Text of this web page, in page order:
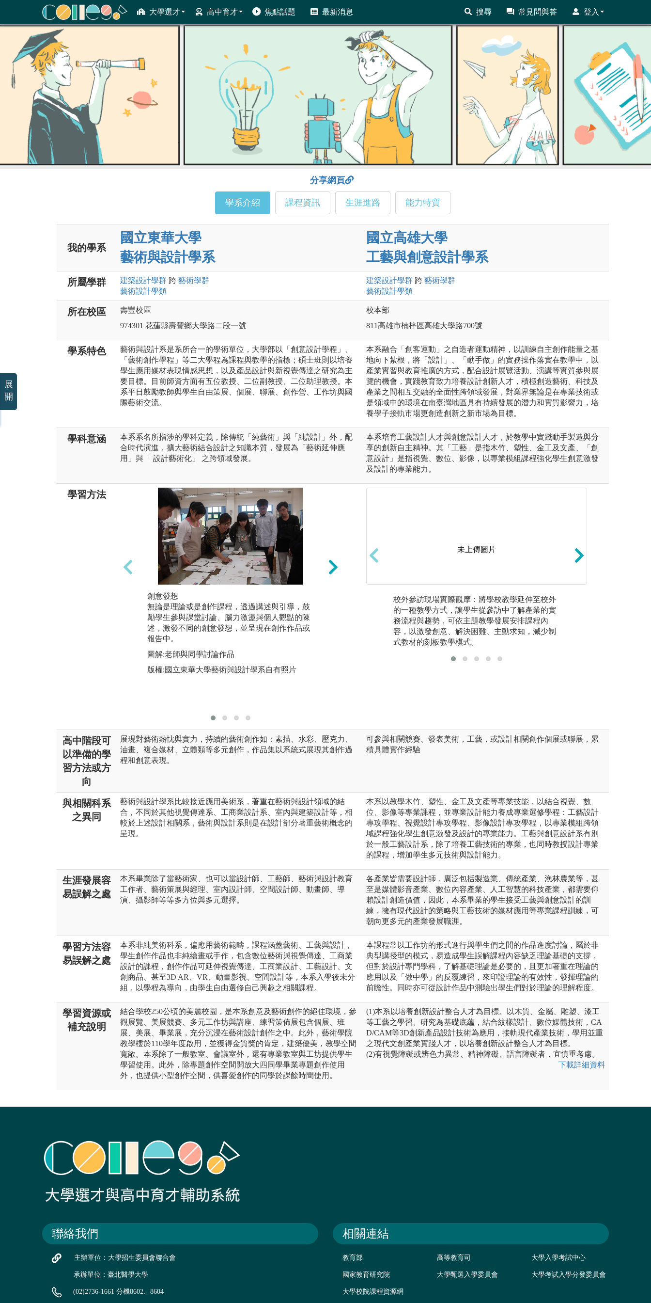
大學選才 高中育才 焦點話題 最新消息 搜尋 常見問與答 登入
ColleGo! 大學選才與高中育才輔助系統
分享網頁
學系介紹 課程資訊 生涯進路 能力特質
我的學系
國立東華大學
藝術與設計學系
國立高雄大學
工藝與創意設計學系
所屬學群 建築設計學群 跨 藝術學群
藝術設計學類
建築設計學群 跨 藝術學群
藝術設計學類
所在校區
壽豐校區
974301 花蓮縣壽豐鄉大學路二段一號
校本部
811高雄市楠梓區高雄大學路700號
學系特色
藝術與設計系是系所合一的學術單位，大學部以「創意設計學程」、
「藝術創作學程」等二大學程為課程與教學的指標；碩士班則以培養
學生應用媒材表現情感思想，以及產品設計與新視覺傳達之研究為主
要目標。目前師資方面有五位教授、二位副教授、二位助理教授。本
系平日鼓勵教師與學生自由策展、個展、聯展、創作營、工作坊與國
際藝術交流。
本系融合「創客運動」之自造者運動精神，以訓練自主創作能量之基
地向下紮根，將「設計」、「動手做」的實務操作落實在教學中，以
產業實習與教育推廣的方式，配合設計展覽活動、演講等實質參與展
覽的機會，實踐教育致力培養設計創新人才，積極創造藝術、科技及
產業之間相互交融的全面性跨領域發展，對業界無論是在專業技術或
是領域中的環境在南臺灣地區具有持續發展的潛力和實質影響力，培
養學子接軌市場更創造創新之新市場為目標。
學科意涵
本系系名所指涉的學科定義，除傳統「純藝術」與「純設計」外，配
合時代演進，擴大藝術結合設計之知識本質，發展為「藝術延伸應
用」與「 設計藝術化」 之跨領域發展。
本系培育工藝設計人才與創意設計人才，於教學中實踐動手製造與分
享的創新自主精神。其「工藝」是指木竹、塑性、金工及文產、「創
意設計」是指視覺、數位、影像，以專業模組課程強化學生創意激發
及設計的專業能力。
學習方法
創意發想
無論是理論或是創作課程，透過講述與引導，鼓
勵學生參與課堂討論、腦力激盪與個人觀點的陳
述，激發不同的創意發想，並呈現在創作作品或
報告中。
圖解:老師與同學討論作品
版權:國立東華大學藝術與設計學系自有照片
實務課程
提供各類創作媒材的基礎課程，透過扎實地實作
課程，使具備繪畫描寫能力定熟習運用各種繪畫
媒材後，另提供進階創作課程，進階課程則是透
過課堂作品討論
未上傳圖片
校外參訪現場實際觀摩：將學校教學延伸至校外
的一種教學方式，讓學生從參訪中了解產業的實
務流程與趨勢，可依主題教學發展安排課程內
容，以激發創意、解決困難、主動求知，減少制
式教材的刻板教學模式。
高中階段可
以準備的學
習方法或方
向
展現對藝術熱忱與實力，持續的藝術創作如：素描、水彩、壓克力、
油畫、複合媒材、立體類等多元創作，作品集以系統式展現其創作過
程和創意表現。
可參與相關競賽、發表美術，工藝，或設計相關創作個展或聯展，累
積具體實作經驗
與相關科系
之異同
藝術與設計學系比較接近應用美術系，著重在藝術與設計領域的結
合，不同於其他視覺傳達系、工商業設計系、室內與建築設計等，相
較於上述設計相關系，藝術與設計系則是在設計部分著重藝術概念的
呈現。
本系以教學木竹、塑性、金工及文產等專業技能，以結合視覺、數
位、影像等專業課程，並專業設計能力養成專業選修學程：工藝設計
專攻學程、視覺設計專攻學程、影像設計專攻學程，以專業模組跨領
域課程強化學生創意激發及設計的專業能力。工藝與創意設計系有別
於一般工藝設計系，除了培養工藝技術的專業，也同時教授設計專業
的課程，增加學生多元技術與設計能力。
生涯發展容
易誤解之處
本系畢業除了當藝術家、也可以當設計師、工藝師、藝術與設計教育
工作者、藝術策展與經理、室內設計師、空間設計師、動畫師、導
演、攝影師等等多方位與多元選擇。
各產業皆需要設計師，廣泛包括製造業、傳統產業、漁林農業等，甚
至是媒體影音產業、數位內容產業、人工智慧的科技產業，都需要仰
賴設計創造價值，因此，本系畢業的學生接受工藝與創意設計的訓
練，擁有現代設計的策略與工藝技術的媒材應用等專業課程訓練，可
朝向更多元的產業發展職涯。
學習方法容
易誤解之處
本系非純美術科系，偏應用藝術範疇，課程涵蓋藝術、工藝與設計，
學生創作作品也非純繪畫或手作，包含數位藝術與視覺傳達、工商業
設計的課程，創作作品可延伸視覺傳達、工商業設計、工藝設計、文
創商品、甚至3D AR、VR、動畫影視、空間設計等，本系入學後未分
組，以學程為導向，由學生自由選修自己興趣之相關課程。
本課程常以工作坊的形式進行與學生們之間的作品進度討論，屬於非
典型講授型的模式，易造成學生誤解課程內容缺乏理論基礎的支撐，
但對於設計專門學科，了解基礎理論是必要的，且更加著重在理論的
應用以及「做中學」的反覆練習，來印證理論的有效性，發揮理論的
前瞻性。同時亦可從設計作品中測驗出學生們對於理論的理解程度。
學習資源或
補充說明
結合學校250公頃的美麗校園，是本系創意及藝術創作的絕佳環境，參
觀展覽、美展競賽、多元工作坊與講座、練習策佈展包含個展、班
展、美展、畢業展，充分沉浸在藝術設計創作之中。此外，藝術學院
教學樓於110學年度啟用，並獲得金質獎的肯定，建築優美，教學空間
寬敞。本系除了一般教室、會議室外，還有專業教室與工坊提供學生
學習使用。此外，除專題創作空間開放大四同學畢業專題創作使用
外，也提供小型創作空間，供喜愛創作的同學於課餘時間使用。
(1)本系以培養創新設計整合人才為目標。以木質、金屬、雕塑、漆工
等工藝之學習、研究為基礎底蘊，結合紋樣設計、數位媒體技術，CA
D/CAM等3D創新產品設計技術為應用，接軌現代產業技術，學用並重
之現代文創產業實踐人才，以培養創新設計整合人才為目標。
(2)有視覺障礙或辨色力異常、精神障礙、語言障礙者，宜慎重考慮。
下載詳細資料
聯絡我們
主辦單位：大學招生委員會聯合會
承辦單位：臺北醫學大學
(02)2736-1661 分機8602、8604
相關連結
教育部 高等教育司 大學入學考試中心
國家教育研究院 大學甄選入學委員會 大學考試入學分發委員會
大學校院課程資源網
展
開